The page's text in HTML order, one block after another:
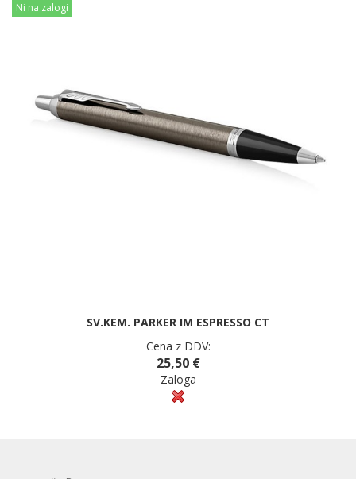
Ni na zalogi
SV.KEM. PARKER IM ESPRESSO CT
Cena z DDV:
25,50 €
Zaloga